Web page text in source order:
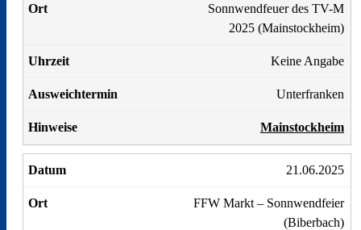
Sonnwendfeuer des TV-M
2025 (Mainstockheim)
Keine Angabe
Unterfranken
Mainstockheim
21.06.2025
FFW Markt – Sonnwendfeier
(Biberbach)